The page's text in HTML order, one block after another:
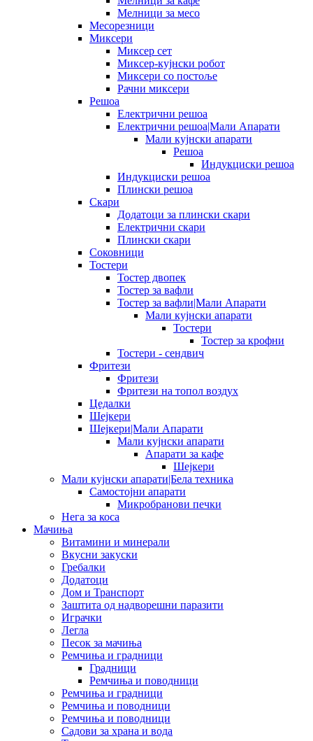
Мелници за месо
Месорезници
Миксери
Миксер сет
Миксер-кујнски робот
Миксери со постоље
Рачни миксери
Решоа
Електрични решоа
Електрични решоа|Мали Апарати
Мали кујнски апарати
Решоа
Индукциски решоа
Индукциски решоа
Плински решоа
Скари
Додатоци за плински скари
Електрични скари
Плински скари
Соковници
Тостери
Тостер двопек
Тостер за вафли
Тостер за вафли|Мали Апарати
Мали кујнски апарати
Тостери
Тостер за крофни
Тостери - сендвич
Фритези
Фритези
Фритези на топол воздух
Цедалки
Шејкери
Шејкери|Мали Апарати
Мали кујнски апарати
Апарати за кафе
Шејкери
Мали кујнски апарати|Бела техника
Самостојни апарати
Микробранови печки
Нега за коса
Мачиња
Витамини и минерали
Вкусни закуски
Гребалки
Додатоци
Дом и Транспорт
Заштита од надворешни паразити
Играчки
Легла
Песок за мачиња
Ремчиња и градници
Градници
Ремчиња и поводници
Ремчиња и градници
Ремчиња и поводници
Ремчиња и поводници
Садови за храна и вода